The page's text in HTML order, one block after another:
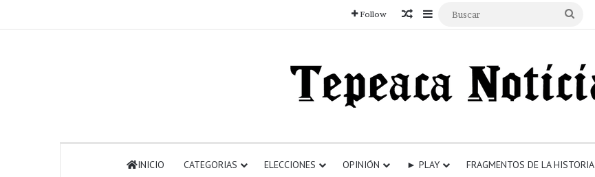
Follow Articulo aleatorio
Sidebar
INICIO CATEGORIAS ELECCIONES OPINIÓN ► PLAY FRAGMENTOS DE LA HISTORIA